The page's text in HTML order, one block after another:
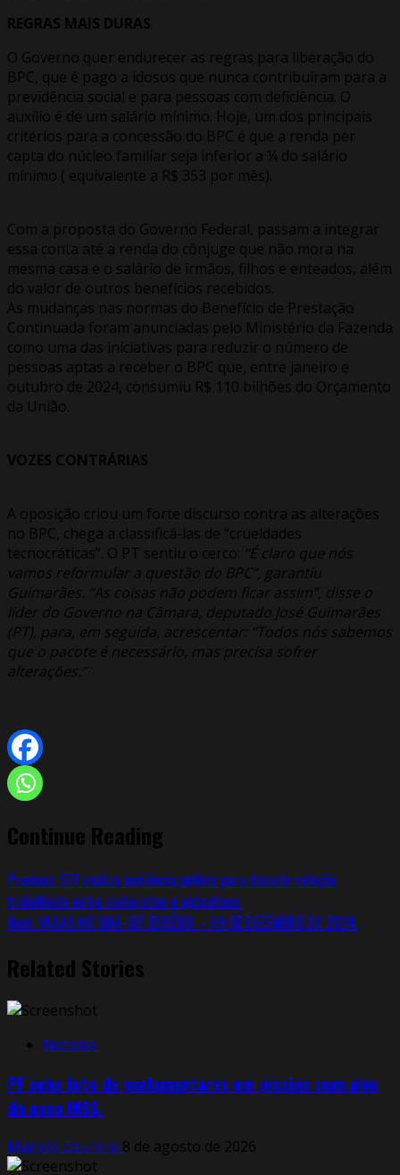
REGRAS MAIS DURAS
O Governo quer endurecer as regras para liberação do
BPC, que é pago a idosos que nunca contribuíram para a
previdência social e para pessoas com deficiência. O
auxílio é de um salário mínimo. Hoje, um dos principais
critérios para a concessão do BPC é que a renda per
capta do núcleo familiar seja inferior a ¼ do salário
mínimo ( equivalente a R$ 353 por mês).
Com a proposta do Governo Federal, passam a integrar
essa conta até a renda do cônjuge que não mora na
mesma casa e o salário de irmãos, filhos e enteados, além
do valor de outros benefícios recebidos.
As mudanças nas normas do Benefício de Prestação
Continuada foram anunciadas pelo Ministério da Fazenda
como uma das iniciativas para reduzir o número de
pessoas aptas a receber o BPC que, entre janeiro e
outubro de 2024, consumiu R$ 110 bilhões do Orçamento
da União.
VOZES CONTRÁRIAS
A oposição criou um forte discurso contra as alterações
no BPC, chega a classificá-las de “crueldades
tecnocráticas”. O PT sentiu o cerco: “É claro que nós
vamos reformular a questão do BPC”, garantiu
Guimarães. “As coisas não podem ficar assim’’, disse o
líder do Governo na Câmara, deputado José Guimarães
(PT), para, em seguida, acrescentar: ‘’Todos nós sabemos
que o pacote é necessário, mas precisa sofrer
alterações.”
Continue Reading
Previous: STF realiza audiência pública para discutir relação
trabalhista entre motoristas e aplicativos.
Next:VAGAS NO SINE-IDT EUSÉBIO – 09 DE DEZEMBRO DE 2024.
Related Stories
Notícias
PF acha foto de parlamentares em piscina com alvo
do caso INSS.
Markos Zaurelio 8 de agosto de 2026